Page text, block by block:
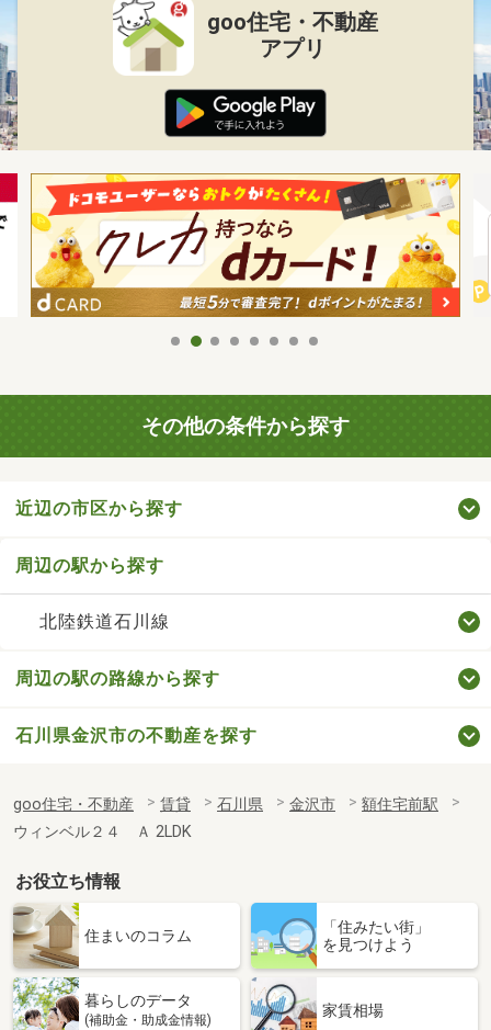
goo住宅・不動産
アプリ
その他の条件から探す
近辺の市区から探す
周辺の駅から探す
北陸鉄道石川線
周辺の駅の路線から探す
石川県金沢市の不動産を探す
goo住宅・不動産 賃貸 石川県 金沢市
額住宅前駅
ウィンベル２４ Ａ 2LDK
お役立ち情報
住まいのコラム
「住みたい街」
を見つけよう
暮らしのデータ
(補助金・助成金情報)
家賃相場